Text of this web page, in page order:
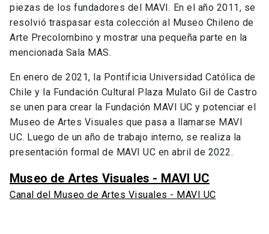
piezas de los fundadores del MAVI. En el año 2011, se
resolvió traspasar esta colección al Museo Chileno de
Arte Precolombino y mostrar una pequeña parte en la
mencionada Sala MAS.
En enero de 2021, la Pontificia Universidad Católica de
Chile y la Fundación Cultural Plaza Mulato Gil de Castro
se unen para crear la Fundación MAVI UC y potenciar el
Museo de Artes Visuales que pasa a llamarse MAVI
UC. Luego de un año de trabajo interno, se realiza la
presentación formal de MAVI UC en abril de 2022.
Museo de Artes Visuales - MAVI UC
Canal del Museo de Artes Visuales - MAVI UC